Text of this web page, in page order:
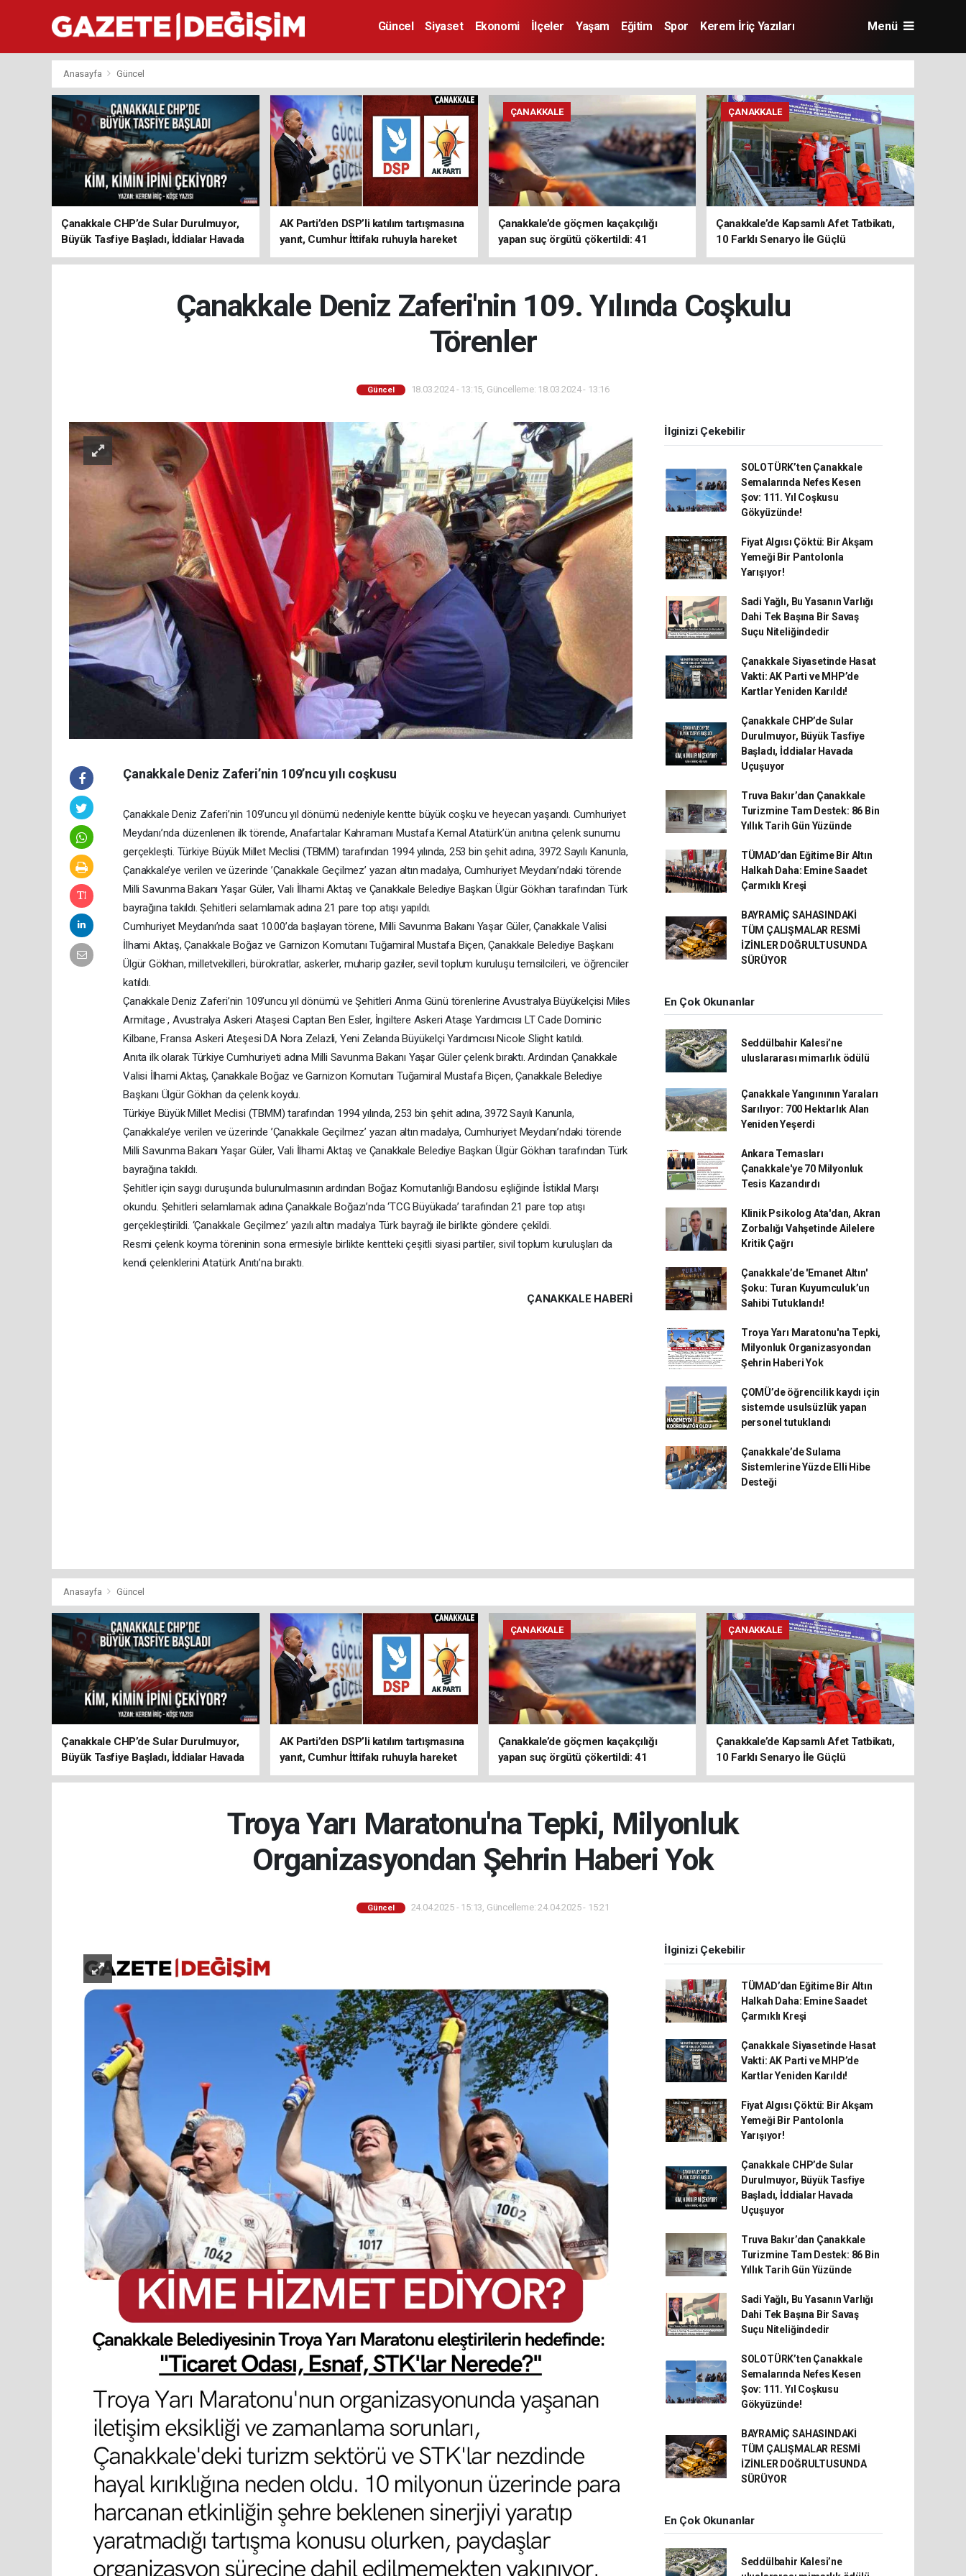
Güncel Siyaset Ekonomi İlçeler Yaşam Eğitim Spor Kerem İriç Yazıları Menü
Anasayfa Güncel
Çanakkale CHP’de Sular Durulmuyor,
Büyük Tasfiye Başladı, İddialar Havada
Uçuşuyor
AK Parti’den DSP’li katılım tartışmasına
yanıt, Cumhur İttifakı ruhuyla hareket
ediyoruz
ÇANAKKALE
Çanakkale’de göçmen kaçakçılığı
yapan suç örgütü çökertildi: 41
tutuklama
ÇANAKKALE
Çanakkale’de Kapsamlı Afet Tatbikatı,
10 Farklı Senaryo İle Güçlü
Koordinasyon
Çanakkale Deniz Zaferi'nin 109. Yılında Coşkulu
Törenler
Güncel 18.03.2024 - 13:15, Güncelleme: 18.03.2024 - 13:16
Çanakkale Deniz Zaferi’nin 109’ncu yılı coşkusu
Çanakkale Deniz Zaferi’nin 109’uncu yıl dönümü nedeniyle kentte büyük coşku ve heyecan yaşandı. Cumhuriyet
Meydanı’nda düzenlenen ilk törende, Anafartalar Kahramanı Mustafa Kemal Atatürk’ün anıtına çelenk sunumu
gerçekleşti. Türkiye Büyük Millet Meclisi (TBMM) tarafından 1994 yılında, 253 bin şehit adına, 3972 Sayılı Kanunla,
Çanakkale’ye verilen ve üzerinde ’Çanakkale Geçilmez’ yazan altın madalya, Cumhuriyet Meydanı’ndaki törende
Milli Savunma Bakanı Yaşar Güler, Vali İlhami Aktaş ve Çanakkale Belediye Başkan Ülgür Gökhan tarafından Türk
bayrağına takıldı. Şehitleri selamlamak adına 21 pare top atışı yapıldı.
Cumhuriyet Meydanı’nda saat 10.00’da başlayan törene, Milli Savunma Bakanı Yaşar Güler, Çanakkale Valisi
İlhami Aktaş, Çanakkale Boğaz ve Garnizon Komutanı Tuğamiral Mustafa Biçen, Çanakkale Belediye Başkanı
Ülgür Gökhan, milletvekilleri, bürokratlar, askerler, muharip gaziler, sevil toplum kuruluşu temsilcileri, ve öğrenciler
katıldı.
Çanakkale Deniz Zaferi’nin 109’uncu yıl dönümü ve Şehitleri Anma Günü törenlerine Avustralya Büyükelçisi Miles
Armitage , Avustralya Askeri Ataşesi Captan Ben Esler, İngiltere Askeri Ataşe Yardımcısı LT Cade Dominic
Kilbane, Fransa Askeri Ateşesi DA Nora Zelazli, Yeni Zelanda Büyükelçi Yardımcısı Nicole Slight katıldı.
Anıta ilk olarak Türkiye Cumhuriyeti adına Milli Savunma Bakanı Yaşar Güler çelenk bıraktı. Ardından Çanakkale
Valisi İlhami Aktaş, Çanakkale Boğaz ve Garnizon Komutanı Tuğamiral Mustafa Biçen, Çanakkale Belediye
Başkanı Ülgür Gökhan da çelenk koydu.
Türkiye Büyük Millet Meclisi (TBMM) tarafından 1994 yılında, 253 bin şehit adına, 3972 Sayılı Kanunla,
Çanakkale’ye verilen ve üzerinde ’Çanakkale Geçilmez’ yazan altın madalya, Cumhuriyet Meydanı’ndaki törende
Milli Savunma Bakanı Yaşar Güler, Vali İlhami Aktaş ve Çanakkale Belediye Başkan Ülgür Gökhan tarafından Türk
bayrağına takıldı.
Şehitler için saygı duruşunda bulunulmasının ardından Boğaz Komutanlığı Bandosu eşliğinde İstiklal Marşı
okundu. Şehitleri selamlamak adına Çanakkale Boğazı’nda ‘TCG Büyükada’ tarafından 21 pare top atışı
gerçekleştirildi. ‘Çanakkale Geçilmez’ yazılı altın madalya Türk bayrağı ile birlikte göndere çekildi.
Resmi çelenk koyma töreninin sona ermesiyle birlikte kentteki çeşitli siyasi partiler, sivil toplum kuruluşları da
kendi çelenklerini Atatürk Anıtı’na bıraktı.
ÇANAKKALE HABERİ
İlginizi Çekebilir
SOLOTÜRK’ten Çanakkale
Semalarında Nefes Kesen
Şov: 111. Yıl Coşkusu
Gökyüzünde!
Fiyat Algısı Çöktü: Bir Akşam
Yemeği Bir Pantolonla
Yarışıyor!
Sadi Yağlı, Bu Yasanın Varlığı
Dahi Tek Başına Bir Savaş
Suçu Niteliğindedir
Çanakkale Siyasetinde Hasat
Vakti: AK Parti ve MHP’de
Kartlar Yeniden Karıldı!
Çanakkale CHP’de Sular
Durulmuyor, Büyük Tasfiye
Başladı, İddialar Havada
Uçuşuyor
Truva Bakır’dan Çanakkale
Turizmine Tam Destek: 86 Bin
Yıllık Tarih Gün Yüzünde
TÜMAD’dan Eğitime Bir Altın
Halkah Daha: Emine Saadet
Çarmıklı Kreşi
BAYRAMİÇ SAHASINDAKİ
TÜM ÇALIŞMALAR RESMİ
İZİNLER DOĞRULTUSUNDA
SÜRÜYOR
En Çok Okunanlar
Seddülbahir Kalesi’ne
uluslararası mimarlık ödülü
Çanakkale Yangınının Yaraları
Sarılıyor: 700 Hektarlık Alan
Yeniden Yeşerdi
Ankara Temasları
Çanakkale'ye 70 Milyonluk
Tesis Kazandırdı
Klinik Psikolog Ata'dan, Akran
Zorbalığı Vahşetinde Ailelere
Kritik Çağrı
Çanakkale’de 'Emanet Altın'
Şoku: Turan Kuyumculuk’un
Sahibi Tutuklandı!
Troya Yarı Maratonu'na Tepki,
Milyonluk Organizasyondan
Şehrin Haberi Yok
ÇOMÜ’de öğrencilik kaydı için
sistemde usulsüzlük yapan
personel tutuklandı
Çanakkale’de Sulama
Sistemlerine Yüzde Elli Hibe
Desteği
Anasayfa Güncel
Çanakkale CHP’de Sular Durulmuyor,
Büyük Tasfiye Başladı, İddialar Havada
Uçuşuyor
AK Parti’den DSP’li katılım tartışmasına
yanıt, Cumhur İttifakı ruhuyla hareket
ediyoruz
ÇANAKKALE
Çanakkale’de göçmen kaçakçılığı
yapan suç örgütü çökertildi: 41
tutuklama
ÇANAKKALE
Çanakkale’de Kapsamlı Afet Tatbikatı,
10 Farklı Senaryo İle Güçlü
Koordinasyon
Troya Yarı Maratonu'na Tepki, Milyonluk
Organizasyondan Şehrin Haberi Yok
Güncel 24.04.2025 - 15:13, Güncelleme: 24.04.2025 - 15:21
İlginizi Çekebilir
TÜMAD’dan Eğitime Bir Altın
Halkah Daha: Emine Saadet
Çarmıklı Kreşi
Çanakkale Siyasetinde Hasat
Vakti: AK Parti ve MHP’de
Kartlar Yeniden Karıldı!
Fiyat Algısı Çöktü: Bir Akşam
Yemeği Bir Pantolonla
Yarışıyor!
Çanakkale CHP’de Sular
Durulmuyor, Büyük Tasfiye
Başladı, İddialar Havada
Uçuşuyor
Truva Bakır’dan Çanakkale
Turizmine Tam Destek: 86 Bin
Yıllık Tarih Gün Yüzünde
Sadi Yağlı, Bu Yasanın Varlığı
Dahi Tek Başına Bir Savaş
Suçu Niteliğindedir
SOLOTÜRK’ten Çanakkale
Semalarında Nefes Kesen
Şov: 111. Yıl Coşkusu
Gökyüzünde!
BAYRAMİÇ SAHASINDAKİ
TÜM ÇALIŞMALAR RESMİ
İZİNLER DOĞRULTUSUNDA
SÜRÜYOR
En Çok Okunanlar
Seddülbahir Kalesi’ne